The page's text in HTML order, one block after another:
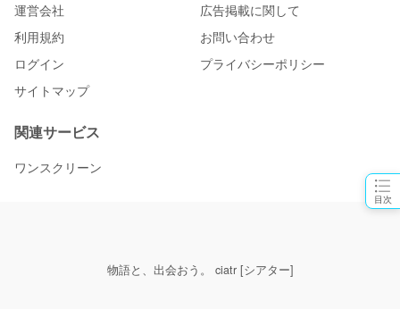
目次
運営会社
広告掲載に関して
利用規約
お問い合わせ
ログイン
プライバシーポリシー
サイトマップ
関連サービス
ワンスクリーン
物語と、出会おう。 ciatr [シアター]